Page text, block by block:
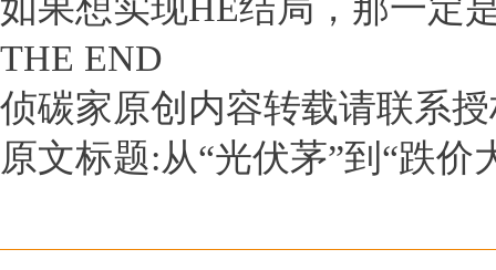
如果想实现HE结局，那一定
THE END
侦碳家原创内容转载请联系
原文标题:从“光伏茅”到“跌